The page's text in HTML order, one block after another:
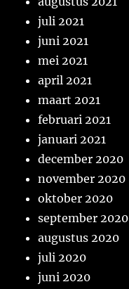
juli 2021
juni 2021
mei 2021
april 2021
maart 2021
februari 2021
januari 2021
december 2020
november 2020
oktober 2020
september 2020
augustus 2020
juli 2020
juni 2020